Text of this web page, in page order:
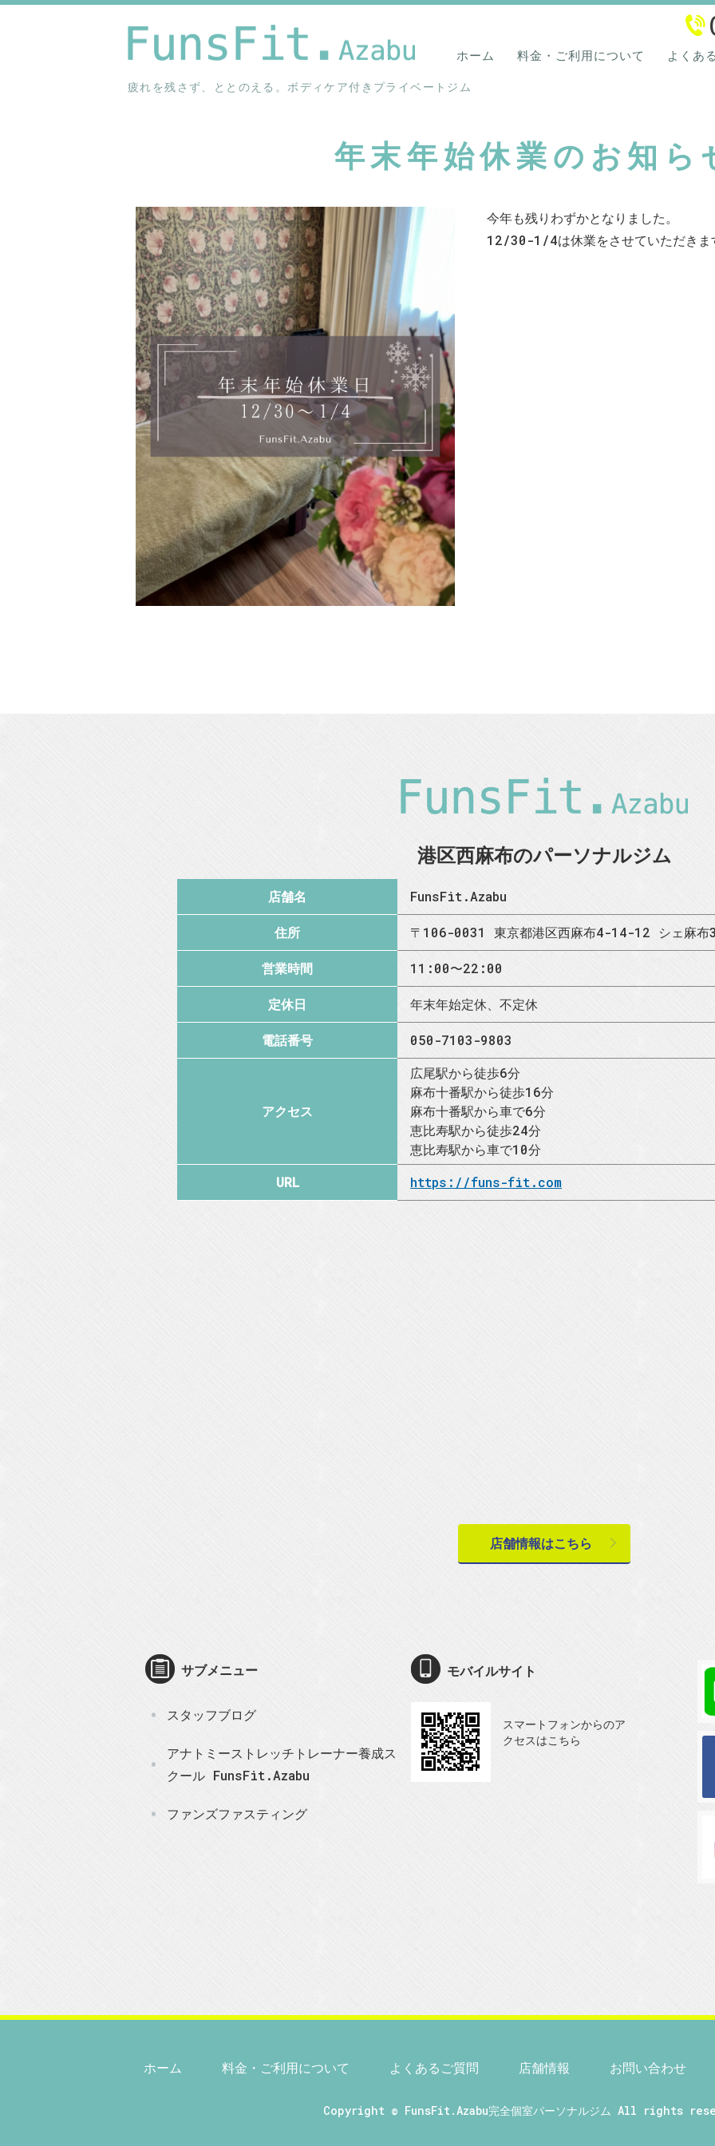
港区西麻布のパーソナ
疲れを残さず、ととのえる。ボディケア付きプライベートジム
ホーム 料金・ご利用について よくあ
年末年始休業のお知ら
今年も残りわずかとなりました。
12/30-1/4は休業をさせていただきま
港区西麻布のパーソナルジム
店舗名 FunsFit.Azabu
住所 〒106-0031 東京都港区西麻布4-14-12 シェ麻布
営業時間 11:00〜22:00
定休日 年末年始定休、不定休
電話番号 050-7103-9803
アクセス
広尾駅から徒歩6分
麻布十番駅から徒歩16分
麻布十番駅から車で6分
恵比寿駅から徒歩24分
恵比寿駅から車で10分
URL
https://funs-fit.com
店舗情報はこちら
サブメニュー
スタッフブログ
アナトミーストレッチトレーナー養成ス
クール FunsFit.Azabu
ファンズファスティング
モバイルサイト
スマートフォンからのア
クセスはこちら
ホーム 料金・ご利用について よくあるご質問 店舗情報 お問い合わせ
Copyright © FunsFit.Azabu完全個室パーソナルジム All rights